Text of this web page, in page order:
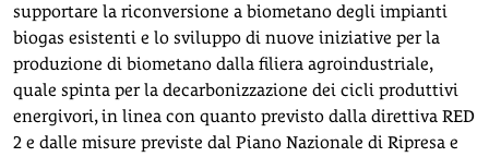
supportare la riconversione a biometano degli impianti
biogas esistenti e lo sviluppo di nuove iniziative per la
produzione di biometano dalla filiera agroindustriale,
quale spinta per la decarbonizzazione dei cicli produttivi
energivori, in linea con quanto previsto dalla direttiva RED
2 e dalle misure previste dal Piano Nazionale di Ripresa e